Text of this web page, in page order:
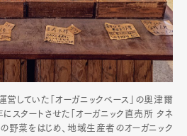
していた「オーガニックベース」の奥津爾
スタートさせた「オーガニック直売所 タネ
野菜をはじめ、地域生産者のオーガニック